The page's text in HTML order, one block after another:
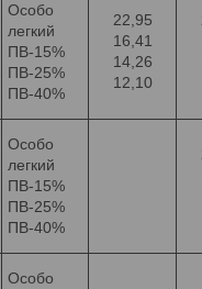
Особо
легкий
ПВ-15%
ПВ-25%
ПВ-40%
22,95
16,41
14,26
12,10
Особо
легкий
ПВ-15%
ПВ-25%
ПВ-40%
Особо